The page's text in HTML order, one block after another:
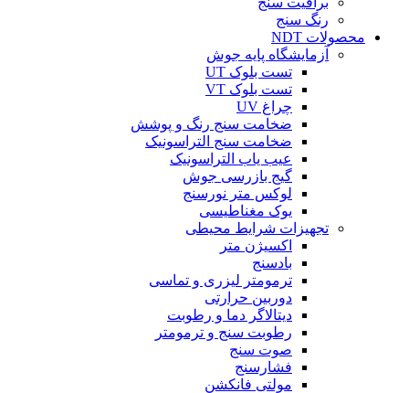
رنگ سنج
محصولات NDT
آزمایشگاه پایه جوش
تست بلوک UT
تست بلوک VT
چراغ UV
ضخامت سنج رنگ و پوشش
ضخامت سنج التراسونیک
عیب یاب التراسونیک
گیج بازرسی جوش
لوکس متر نورسنج
یوک مغناطیسی
تجهیزات شرایط محیطی
اکسیژن متر
بادسنج
ترمومتر لیزری و تماسی
دوربین حرارتی
دیتالاگر دما و رطوبت
رطوبت سنج و ترمومتر
صوت سنج
فشارسنج
مولتی فانکشن